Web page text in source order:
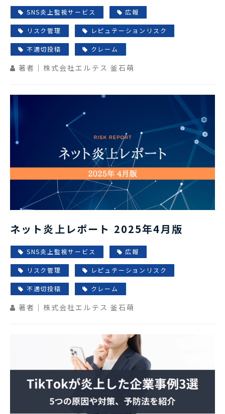
SNS炎上監視サービス 広報
リスク管理 レピュテーションリスク
不適切投稿 クレーム
著者｜株式会社エルテス 釜石萌
ネット炎上レポート 2025年4月版
SNS炎上監視サービス 広報
リスク管理 レピュテーションリスク
不適切投稿 クレーム
著者｜株式会社エルテス 釜石萌